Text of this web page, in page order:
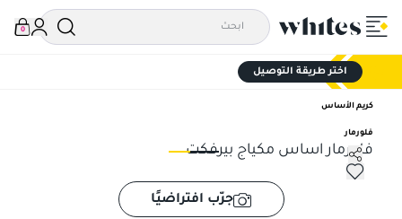
0
اختر طريقة التوصيل
كريم الأساس
فلورمار
فلورمار اساس مكياج بيرفكت
فلورمار اساس مكياج بيرفكت
جرّب افتراضيًا